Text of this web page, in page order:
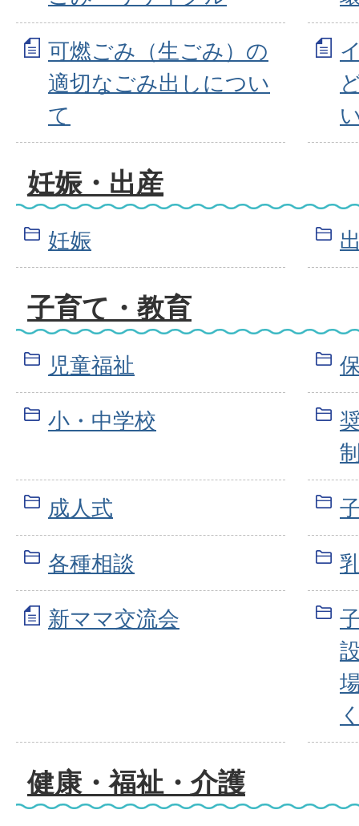
可燃ごみ（生ごみ）の
適切なごみ出しについ
て
妊娠・出産
妊娠
子育て・教育
児童福祉
小・中学校
成人式
各種相談
新ママ交流会
健康・福祉・介護